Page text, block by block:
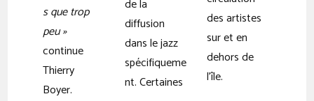
s que trop
peu »
continue
Thierry
Boyer.
de la
diffusion
dans le jazz
spécifiqueme
nt.Certaines
des artistes
sur et en
dehors de
l’île.